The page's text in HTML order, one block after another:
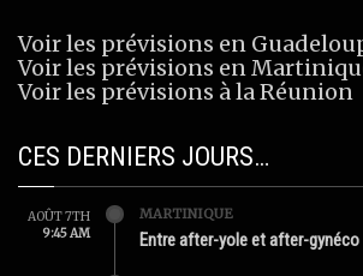
Voir les prévisions en
Voir les prévisions en
Voir les prévisions à la Réunion
CES DERNIERS JOURS…
AOÛT 7TH
9:45 AM
MARTINIQUE
Entre after-yole et after-gynéco